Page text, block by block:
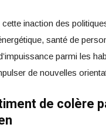
inaction des
santé de
parmi les
de nouvelles
de colère